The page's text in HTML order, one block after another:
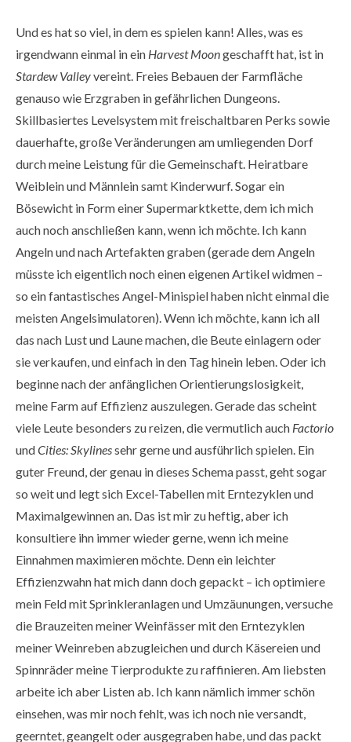
Und es hat so viel, in dem es spielen kann! Alles, was es
irgendwann einmal in ein Harvest Moongeschafft hat, ist in
Stardew Valleyvereint. Freies Bebauen der Farmfläche
genauso wie Erzgraben in gefährlichen Dungeons.
Skillbasiertes Levelsystem mit freischaltbaren Perks sowie
dauerhafte, große Veränderungen am umliegenden Dorf
durch meine Leistung für die Gemeinschaft. Heiratbare
Weiblein und Männlein samt Kinderwurf. Sogar ein
Bösewicht in Form einer Supermarktkette, dem ich mich
auch noch anschließen kann, wenn ich möchte. Ich kann
Angeln und nach Artefakten graben (gerade dem Angeln
müsste ich eigentlich noch einen eigenen Artikel widmen –
so ein fantastisches Angel-Minispiel haben nicht einmal die
meisten Angelsimulatoren). Wenn ich möchte, kann ich all
das nach Lust und Laune machen, die Beute einlagern oder
sie verkaufen, und einfach in den Tag hinein leben. Oder ich
beginne nach der anfänglichen Orientierungslosigkeit,
meine Farm auf Effizienz auszulegen. Gerade das scheint
viele Leute besonders zu reizen, die vermutlich auch Factorio
undCities: Skylinessehr gerne und ausführlich spielen. Ein
guter Freund, der genau in dieses Schema passt, geht sogar
so weit und legt sich Excel-Tabellen mit Erntezyklen und
Maximalgewinnen an. Das ist mir zu heftig, aber ich
konsultiere ihn immer wieder gerne, wenn ich meine
Einnahmen maximieren möchte. Denn ein leichter
Effizienzwahn hat mich dann doch gepackt – ich optimiere
mein Feld mit Sprinkleranlagen und Umzäunungen, versuche
die Brauzeiten meiner Weinfässer mit den Erntezyklen
meiner Weinreben abzugleichen und durch Käsereien und
Spinnräder meine Tierprodukte zu raffinieren. Am liebsten
arbeite ich aber Listen ab. Ich kann nämlich immer schön
einsehen, was mir noch fehlt, was ich noch nie versandt,
geerntet, geangelt oder ausgegraben habe, und das packt